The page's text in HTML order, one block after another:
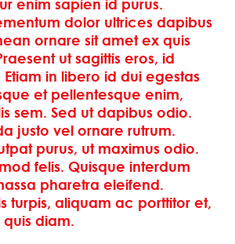
enim sapien id purus.
dolor ultrices dapibus
ornare sit amet ex quis
ut sagittis eros, id
in libero id dui egestas
et pellentesque enim,
sem. Sed ut dapibus odio.
justo vel ornare rutrum.
purus, ut maximus odio.
felis. Quisque interdum
pharetra eleifend.
turpis, aliquam ac porttitor et,
diam.